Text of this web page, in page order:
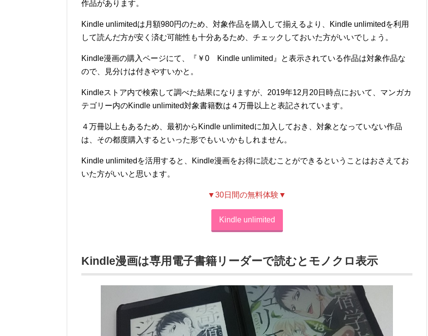
作品があります。
Kindle unlimitedは月額980円のため、対象作品を購入して揃えるより、Kindle unlimitedを利用
して読んだ方が安く済む可能性も十分あるため、チェックしておいた方がいいでしょう。
Kindle漫画の購入ページにて、『￥0 Kindle unlimited』と表示されている作品は対象作品な
ので、見分けは付きやすいかと。
Kindleストア内で検索して調べた結果になりますが、2019年12月20日時点において、マンガカ
テゴリー内のKindle unlimited対象書籍数は４万冊以上と表記されています。
４万冊以上もあるため、最初からKindle unlimitedに加入しておき、対象となっていない作品
は、その都度購入するといった形でもいいかもしれません。
Kindle unlimitedを活用すると、Kindle漫画をお得に読むことができるということはおさえてお
いた方がいいと思います。
▼30日間の無料体験▼
Kindle unlimited
Kindle漫画は専用電子書籍リーダーで読むとモノクロ表示